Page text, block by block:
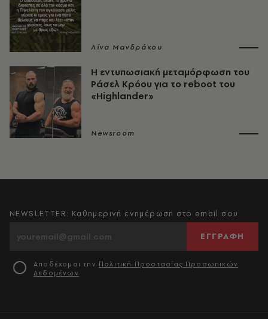
Λίνα Μανδράκου
Η εντυπωσιακή μεταμόρφωση του
Ράσελ Κρόου για το reboot του
«Highlander»
Newsroom
NEWSLETTER: Καθημερινή ενημέρωση στο email σου
ΕΓΓΡΑΦΗ
Αποδέχομαι την Πολιτική Προστασίας Προσωπικών
Δεδομένων